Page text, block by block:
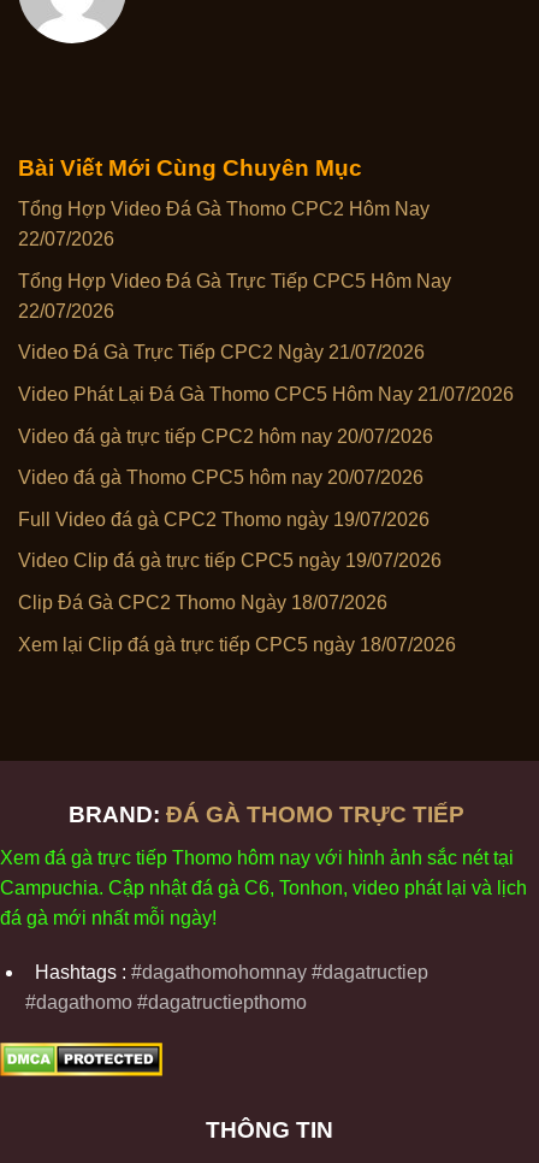
Bài Viết Mới Cùng Chuyên Mục
Tổng Hợp Video Đá Gà Thomo CPC2 Hôm Nay
22/07/2026
Tổng Hợp Video Đá Gà Trực Tiếp CPC5 Hôm Nay
22/07/2026
Video Đá Gà Trực Tiếp CPC2 Ngày 21/07/2026
Video Phát Lại Đá Gà Thomo CPC5 Hôm Nay 21/07/2026
Video đá gà trực tiếp CPC2 hôm nay 20/07/2026
Video đá gà Thomo CPC5 hôm nay 20/07/2026
Full Video đá gà CPC2 Thomo ngày 19/07/2026
Video Clip đá gà trực tiếp CPC5 ngày 19/07/2026
Clip Đá Gà CPC2 Thomo Ngày 18/07/2026
Xem lại Clip đá gà trực tiếp CPC5 ngày 18/07/2026
BRAND: ĐÁ GÀ THOMO TRỰC TIẾP
Xem đá gà trực tiếp Thomo hôm nay với hình ảnh sắc néttại
Campuchia. Cập nhậtđá gà C6, Tonhon, video phátl ại và ịch
đá gà mới nhất mỗi ngày!
Hashtags : #dagathomohomnay #dagatructiep
#dagathomo #dagatructiepthomo
THÔNG TIN